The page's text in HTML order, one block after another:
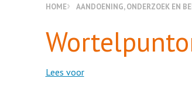
HOME AANDOENING, ONDERZOEK EN
Lees voor